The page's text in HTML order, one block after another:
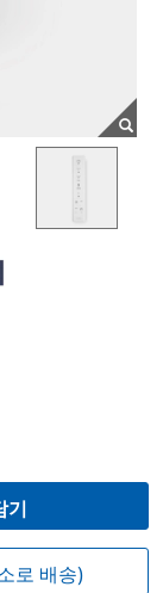
기
로 배송)